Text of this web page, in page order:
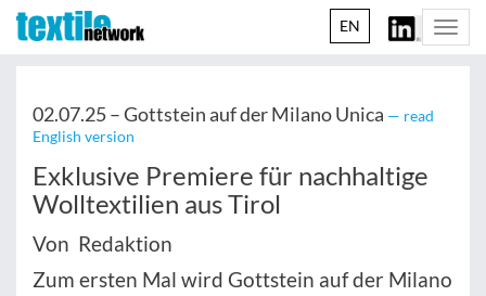
EN
02.07.25 –Gottstein auf der Milano Unica — read
English version
Exklusive Premiere für nachhaltige
Wolltextilien aus Tirol
Von Redaktion
Zum ersten Mal wird Gottstein auf der Milano